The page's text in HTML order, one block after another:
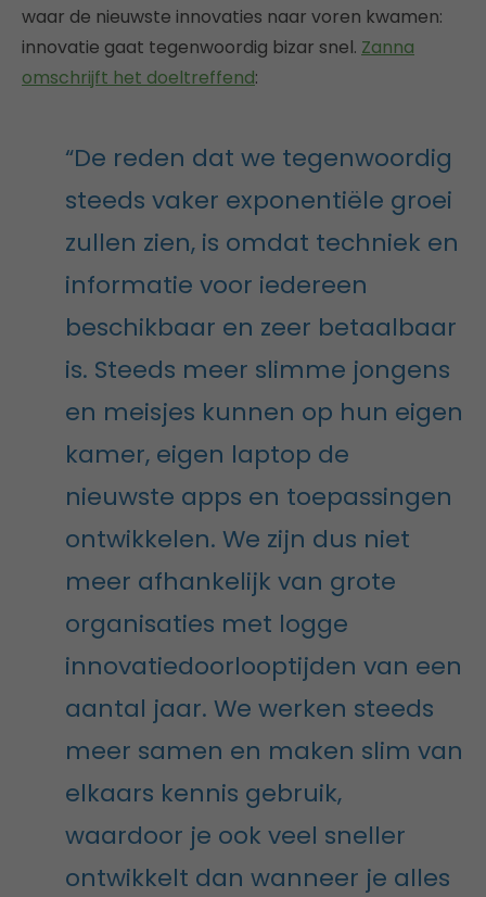
waar de nieuwste innovaties naar voren kwamen:
innovatie gaat tegenwoordig bizar snel. Zanna
omschrijft het doeltreffend:
“De reden dat we tegenwoordig
steeds vaker exponentiële groei
zullen zien, is omdat techniek en
informatie voor iedereen
beschikbaar en zeer betaalbaar
is. Steeds meer slimme jongens
en meisjes kunnen op hun eigen
kamer, eigen laptop de
nieuwste apps en toepassingen
ontwikkelen. We zijn dus niet
meer afhankelijk van grote
organisaties met logge
innovatiedoorlooptijden van een
aantal jaar. We werken steeds
meer samen en maken slim van
elkaars kennis gebruik,
waardoor je ook veel sneller
ontwikkelt dan wanneer je alles